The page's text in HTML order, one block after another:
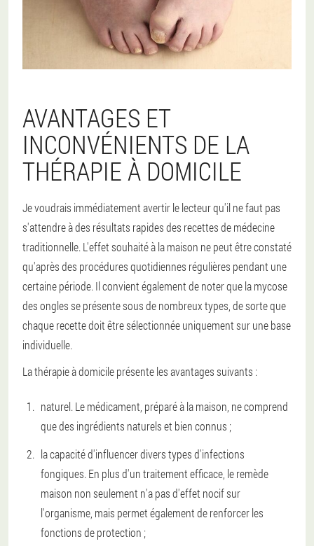
AVANTAGES ET
INCONVÉNIENTS DE LA
THÉRAPIE À DOMICILE
Je voudrais immédiatement avertir le lecteur qu'il ne faut pas
s'attendre à des résultats rapides des recettes de médecine
traditionnelle. L'effet souhaité à la maison ne peut être constaté
qu'après des procédures quotidiennes régulières pendant une
certaine période. Il convient également de noter que la mycose
des ongles se présente sous de nombreux types, de sorte que
chaque recette doit être sélectionnée uniquement sur une base
individuelle.
La thérapie à domicile présente les avantages suivants :
naturel. Le médicament, préparé à la maison, ne comprend
que des ingrédients naturels et bien connus ;
la capacité d'influencer divers types d'infections
fongiques. En plus d'un traitement efficace, le remède
maison non seulement n'a pas d'effet nocif sur
l'organisme, mais permet également de renforcer les
fonctions de protection ;